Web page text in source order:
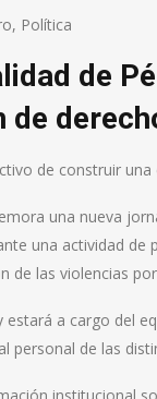
, Política
de
de
de construir una
una nueva
una actividad
de las violencias
a cargo del
personal de las